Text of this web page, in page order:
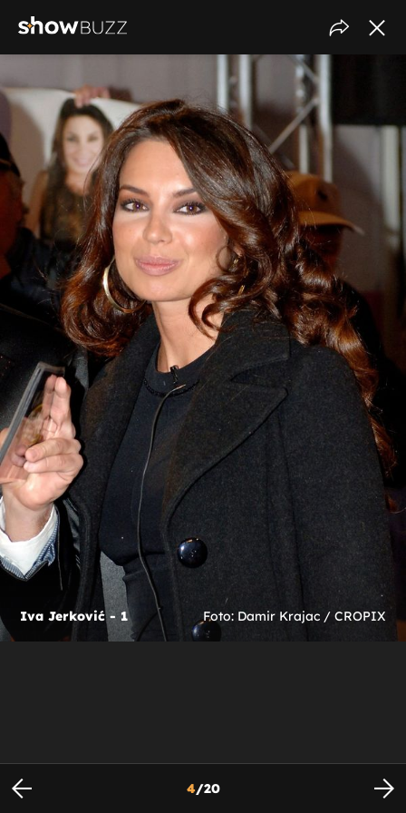
Iva Jerković - 1 Foto: Damir Krajac / CROPIX
4/20